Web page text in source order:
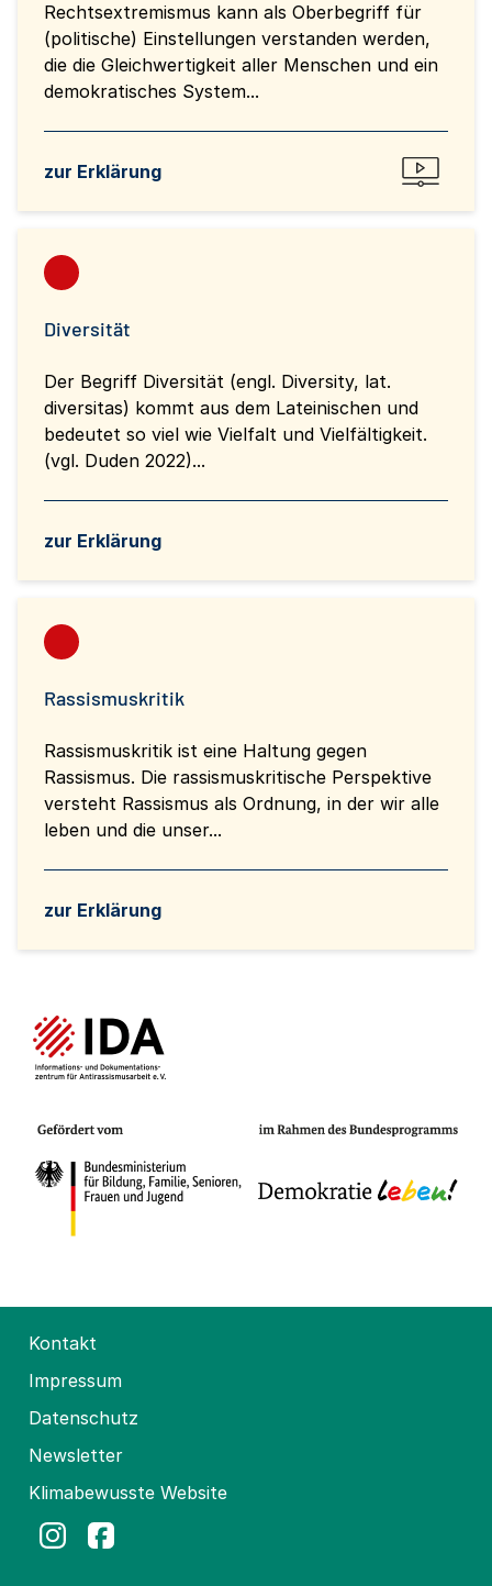
Rechtsextremismus kann als Oberbegriff für
(politische) Einstellungen verstanden werden,
die die Gleichwertigkeit aller Menschen und ein
demokratisches System...
zur Erklärung
Diversität
Der Begriff Diversität (engl. Diversity, lat.
diversitas) kommt aus dem Lateinischen und
bedeutet so viel wie Vielfalt und Vielfältigkeit.
(vgl. Duden 2022)...
zur Erklärung
Rassismuskritik
Rassismuskritik ist eine Haltung gegen
Rassismus. Die rassismuskritische Perspektive
versteht Rassismus als Ordnung, in der wir alle
leben und die unser...
zur Erklärung
Kontakt
Impressum
Datenschutz
Newsletter
Klimabewusste Website